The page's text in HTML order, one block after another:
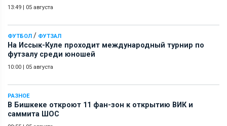
13:49 05 августа
ФУТБОЛ / ФУТЗАЛ
На Иссык-Куле проходит международный турнир по
футзалу среди юношей
10:00 05 августа
РАЗНОЕ
В Бишкеке откроют 11 фан-зон к открытию ВИК и
саммита ШОС